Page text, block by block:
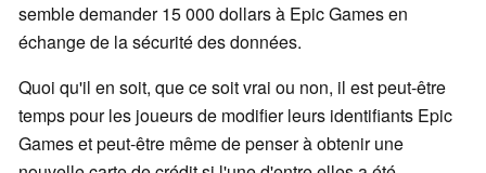
semble demander 15 000 dollars à Epic Games en
échange de la sécurité des données.
Quoi qu'il en soit, que ce soit vrai ou non, il est peut-être
temps pour les joueurs de modifier leurs identifiants Epic
Games et peut-être même de penser à obtenir une